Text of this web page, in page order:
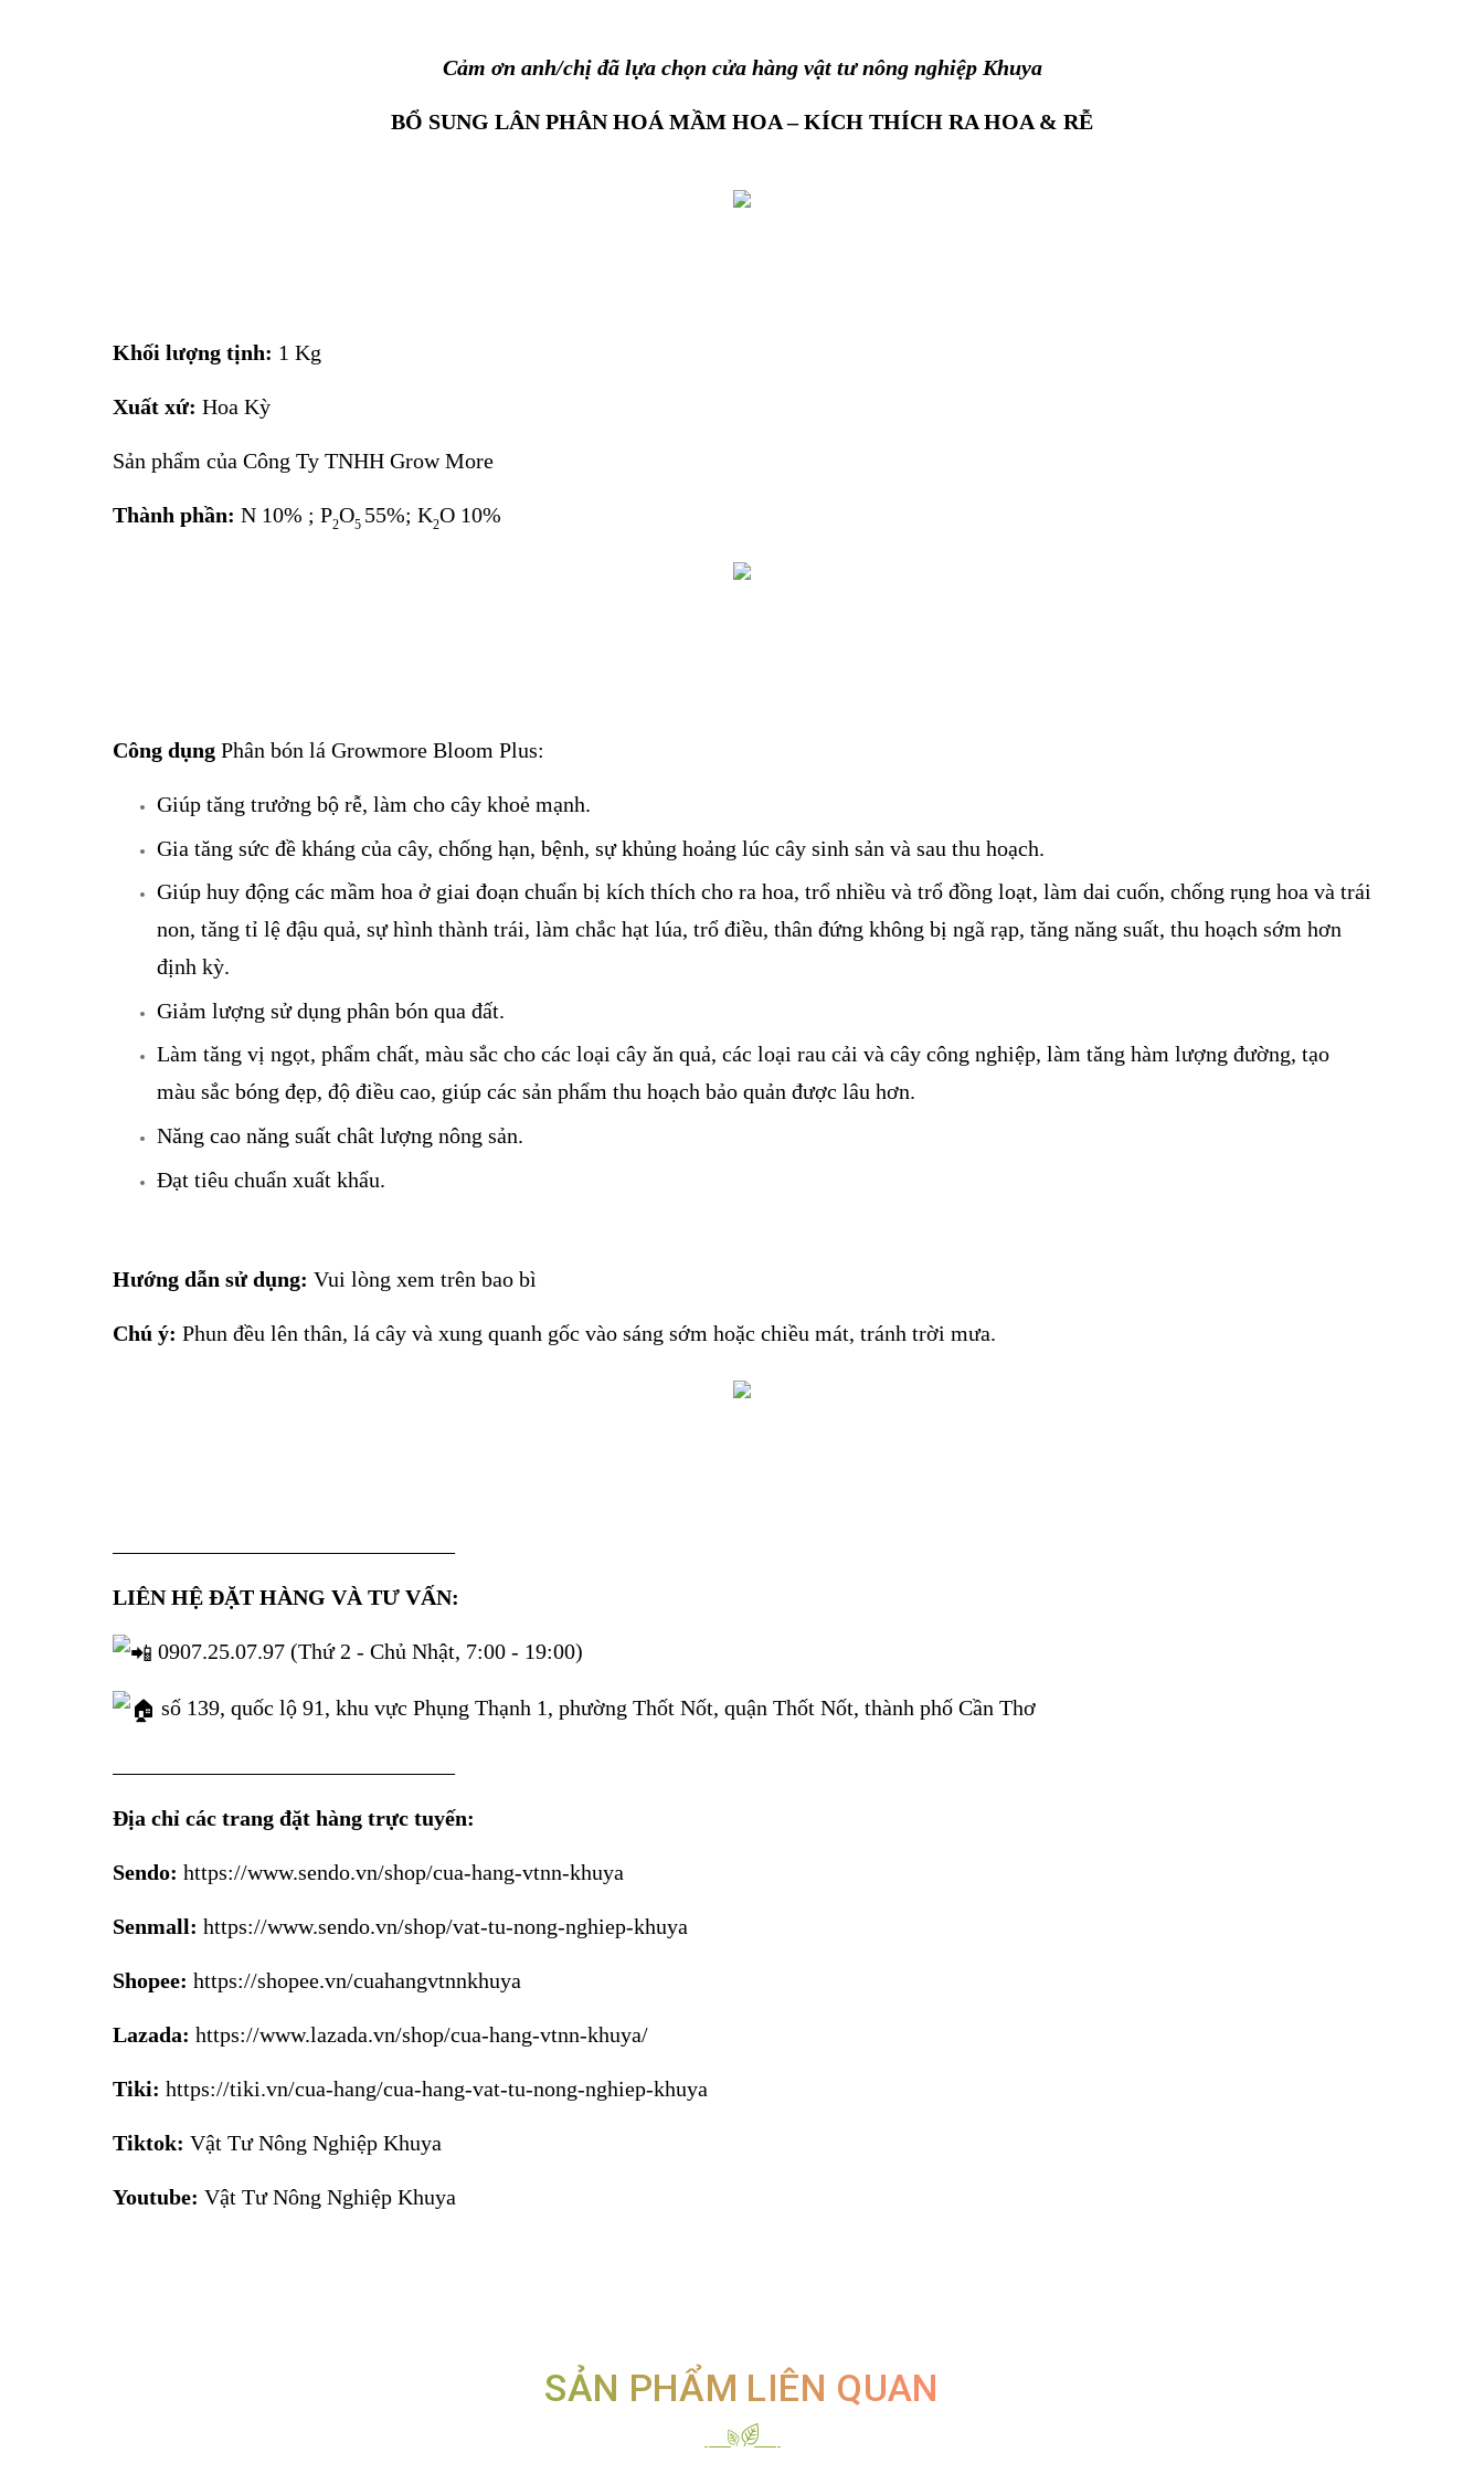
Cảm ơn anh/chị đã lựa chọn cửa hàng vật tư nông nghiệp Khuya
BỔ SUNG LÂN PHÂN HOÁ MẦM HOA – KÍCH THÍCH RA HOA & RỄ
Khối lượng tịnh: 1 Kg
Xuất xứ: Hoa Kỳ
Sản phẩm của Công Ty TNHH Grow More
Thành phần: N 10% ; P2O5 55%; K2O 10%
Công dụng Phân bón lá Growmore Bloom Plus:
Giúp tăng trưởng bộ rễ, làm cho cây khoẻ mạnh.
Gia tăng sức đề kháng của cây, chống hạn, bệnh, sự khủng hoảng lúc cây sinh sản và sau thu hoạch.
Giúp huy động các mầm hoa ở giai đoạn chuẩn bị kích thích cho ra hoa, trổ nhiều và trổ đồng loạt, làm dai cuốn, chống rụng hoa và trái
non, tăng tỉ lệ đậu quả, sự hình thành trái, làm chắc hạt lúa, trổ điều, thân đứng không bị ngã rạp, tăng năng suất, thu hoạch sớm hơn
định kỳ.
Giảm lượng sử dụng phân bón qua đất.
Làm tăng vị ngọt, phẩm chất, màu sắc cho các loại cây ăn quả, các loại rau cải và cây công nghiệp, làm tăng hàm lượng đường, tạo
màu sắc bóng đẹp, độ điều cao, giúp các sản phẩm thu hoạch bảo quản được lâu hơn.
Năng cao năng suất chât lượng nông sản.
Đạt tiêu chuẩn xuất khẩu.
Hướng dẫn sử dụng: Vui lòng xem trên bao bì
Chú ý: Phun đều lên thân, lá cây và xung quanh gốc vào sáng sớm hoặc chiều mát, tránh trời mưa.
LIÊN HỆ ĐẶT HÀNG VÀ TƯ VẤN:
0907.25.07.97 (Thứ 2 - Chủ Nhật, 7:00 - 19:00)
số 139, quốc lộ 91, khu vực Phụng Thạnh 1, phường Thốt Nốt, quận Thốt Nốt, thành phố Cần Thơ
Địa chỉ các trang đặt hàng trực tuyến:
Sendo: https://www.sendo.vn/shop/cua-hang-vtnn-khuya
Senmall: https://www.sendo.vn/shop/vat-tu-nong-nghiep-khuya
Shopee: https://shopee.vn/cuahangvtnnkhuya
Lazada: https://www.lazada.vn/shop/cua-hang-vtnn-khuya/
Tiki: https://tiki.vn/cua-hang/cua-hang-vat-tu-nong-nghiep-khuya
Tiktok: Vật Tư Nông Nghiệp Khuya
Youtube: Vật Tư Nông Nghiệp Khuya
SẢN PHẨM LIÊN QUAN